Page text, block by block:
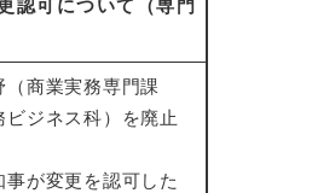
認可について（専門
（商業実務専門課
ビジネス科）を廃止
事が変更を認可した